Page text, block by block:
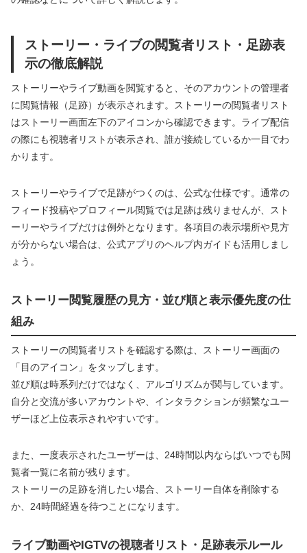
ストーリー・ライブの閲覧者リスト・足跡表
示の徹底解説
ストーリーやライブ動画を閲覧すると、そのアカウントの管理者
に閲覧情報（足跡）が表示されます。ストーリーの閲覧者リスト
はストーリー画面左下のアイコンから確認できます。ライブ配信
の際にも視聴者リストが表示され、誰が接続しているか一目でわ
かります。
ストーリーやライブで足跡がつくのは、公式な仕様です。通常の
フィード投稿やプロフィール閲覧では足跡は残りませんが、スト
ーリーやライブだけは例外となります。各項目の表示場所や見方
が分からない場合は、公式アプリのヘルプ内ガイドも活用しまし
ょう。
ストーリー閲覧履歴の見方・並び順と表示優先度の仕
組み
ストーリーの閲覧者リストを確認する際は、ストーリー画面の
「目のアイコン」をタップします。
並び順は時系列だけではなく、アルゴリズムが関与しています。
自分と交流が多いアカウントや、インタラクションが頻繁なユー
ザーほど上位表示されやすいです。
また、一度表示されたユーザーは、24時間以内ならばいつでも閲
覧者一覧に名前が残ります。
ストーリーの足跡を消したい場合、ストーリー自体を削除する
か、24時間経過を待つことになります。
ライブ動画やIGTVの視聴者リスト・足跡表示ルール